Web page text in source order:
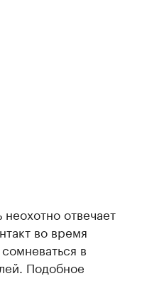
отвечает
во время
в
Подобное